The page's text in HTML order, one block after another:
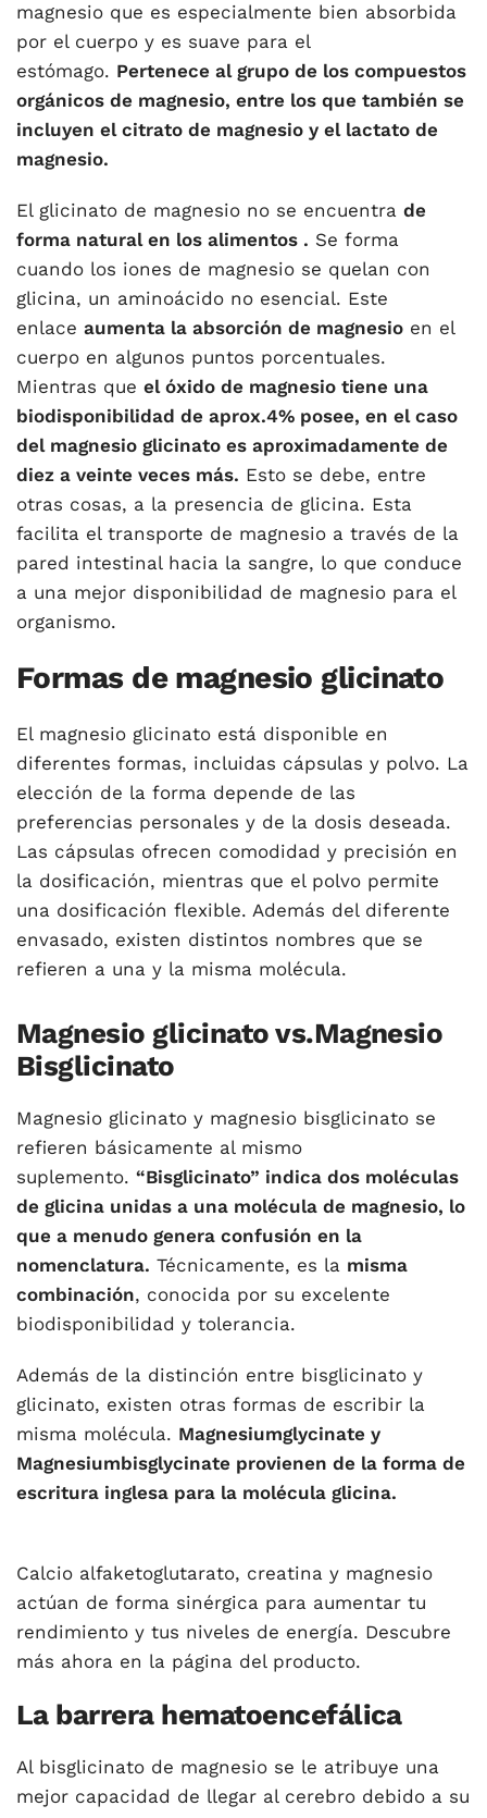
magnesio que es especialmente bien absorbida
por el cuerpo y es suave para el
estómago. Pertenece al grupo de los compuestos
orgánicos de magnesio, entre los que también se
incluyen el citrato de magnesio y el lactato de
magnesio.
El glicinato de magnesio no se encuentra de
forma natural en los alimentos . Se forma
cuando los iones de magnesio se quelan con
glicina, un aminoácido no esencial. Este
enlace aumenta la absorción de magnesio en el
cuerpo en algunos puntos porcentuales.
Mientras que el óxido de magnesio tiene una
biodisponibilidad de aprox.4% posee, en el caso
del magnesio glicinato es aproximadamente de
diez a veinte veces más. Esto se debe, entre
otras cosas, a la presencia de glicina. Esta
facilita el transporte de magnesio a través de la
pared intestinal hacia la sangre, lo que conduce
a una mejor disponibilidad de magnesio para el
organismo.
Formas de magnesio glicinato
El magnesio glicinato está disponible en
diferentes formas, incluidas cápsulas y polvo. La
elección de la forma depende de las
preferencias personales y de la dosis deseada.
Las cápsulas ofrecen comodidad y precisión en
la dosificación, mientras que el polvo permite
una dosificación flexible. Además del diferente
envasado, existen distintos nombres que se
refieren a una y la misma molécula.
Magnesio glicinato vs.Magnesio
Bisglicinato
Magnesio glicinato y magnesio bisglicinato se
refieren básicamente al mismo
suplemento. “Bisglicinato” indica dos moléculas
de glicina unidas a una molécula de magnesio, lo
que a menudo genera confusión en la
nomenclatura. Técnicamente, es la misma
combinación, conocida por su excelente
biodisponibilidad y tolerancia.
Además de la distinción entre bisglicinato y
glicinato, existen otras formas de escribir la
misma molécula. Magnesiumglycinate y
Magnesiumbisglycinate provienen de la forma de
escritura inglesa para la molécula glicina.
Calcio alfaketoglutarato, creatina y magnesio
actúan de forma sinérgica para aumentar tu
rendimiento y tus niveles de energía. Descubre
más ahora en la página del producto.
La barrera hematoencefálica
Al bisglicinato de magnesio se le atribuye una
mejor capacidad de llegar al cerebro debido a su